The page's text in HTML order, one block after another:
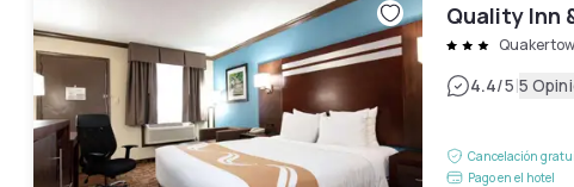
Quality Inn
4.4/5|5
Cancelación
Pago en el hotel